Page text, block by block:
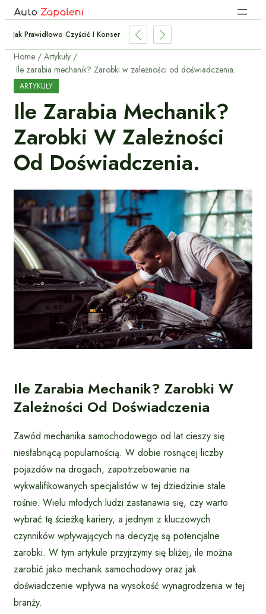
Jak Prawidłowo Czyścić I Konserwować Felgi Aluminiowe?
Home
Artykuły
Ile zarabia mechanik? Zarobki w zależności od doświadczenia.
ARTYKUŁY
Ile Zarabia Mechanik?
Zarobki W Zależności
Od Doświadczenia.
Ile Zarabia Mechanik? Zarobki W
Zależności Od Doświadczenia
Zawód mechanika samochodowego od lat cieszy się
niesłabnącą popularnością. W dobie rosnącej liczby
pojazdów na drogach, zapotrzebowanie na
wykwalifikowanych specjalistów w tej dziedzinie stale
rośnie. Wielu młodych ludzi zastanawia się, czy warto
wybrać tę ścieżkę kariery, a jednym z kluczowych
czynników wpływających na decyzję są potencjalne
zarobki. W tym artykule przyjrzymy się bliżej, ile można
zarobić jako mechanik samochodowy oraz jak
doświadczenie wpływa na wysokość wynagrodzenia w tej
branży.